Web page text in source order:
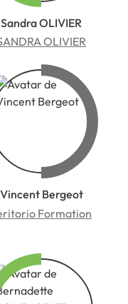
Sandra OLIVIER
OLIVIER
Vincent Bergeot
Formation